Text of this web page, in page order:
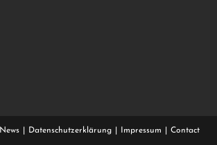
News Datenschutzerklärung Impressum Contact